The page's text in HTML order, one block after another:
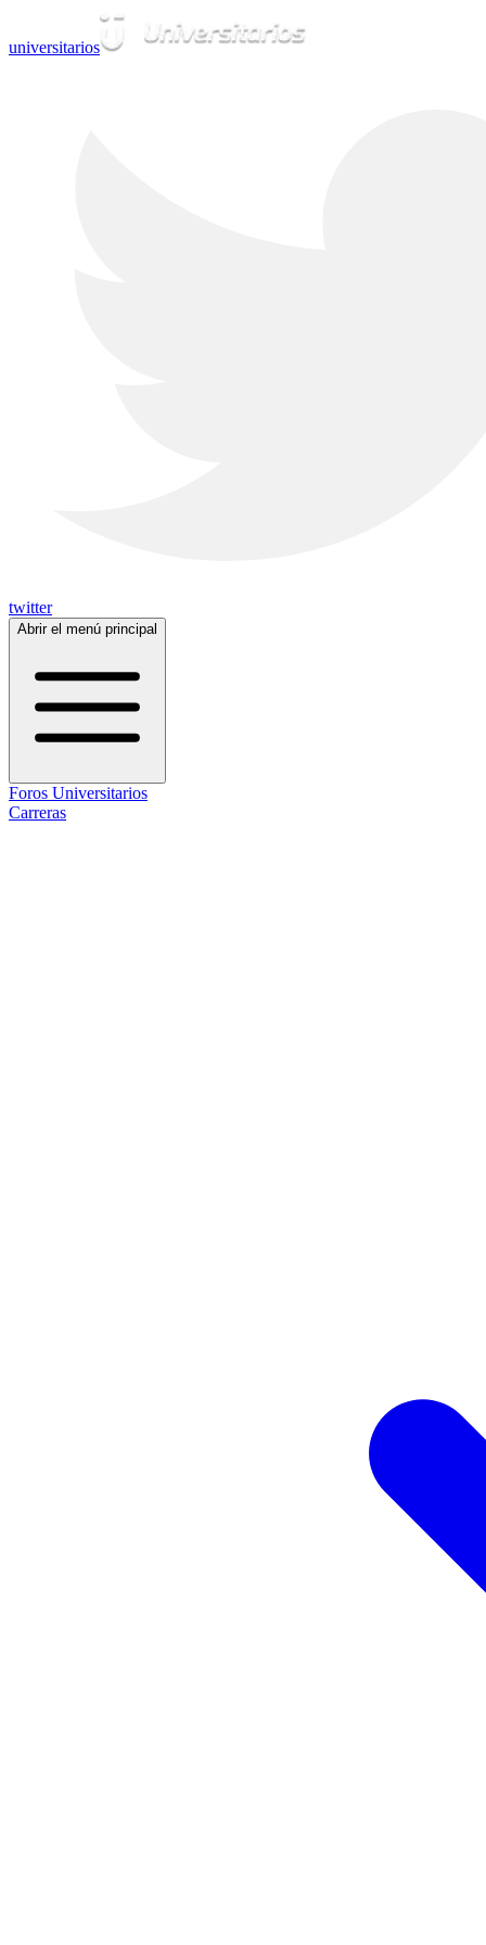
universitarios
twitter
Abrir el menú principal
Foros Universitarios
Carreras